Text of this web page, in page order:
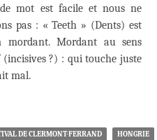
mot est facile et nous ne
pas : « Teeth » (Dents) est
Mordant au sens
(incisives ?) : qui touche juste
mal.
DE CLERMONT-FERRAND HONGRIE